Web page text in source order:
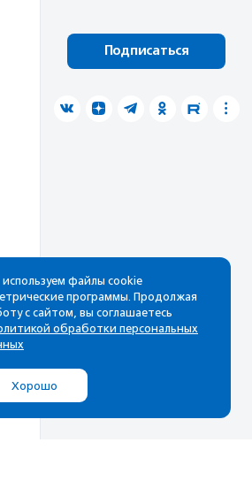
Подписаться
файлы cookie
программы. Продолжая
с сайтом, вы соглашаетесь
обработки персональных
Хорошо